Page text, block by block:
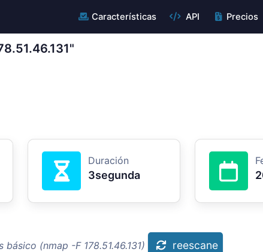
Características API Precios
Duración
3segunda
(nmap -F 178.51.46.131) reescane